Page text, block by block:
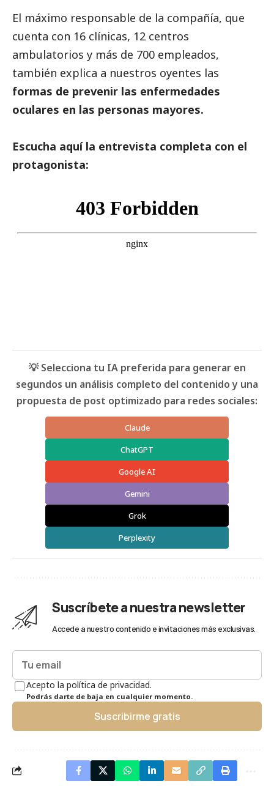
El máximo responsable de la compañía, que
cuenta con 16 clínicas, 12 centros
ambulatorios y más de 700 empleados,
también explica a nuestros oyentes las
formas de prevenir las enfermedades
oculares en las personas mayores.
Escucha aquí la entrevista completa con el
protagonista:
💡 Selecciona tu IA preferida para generar en
segundos un análisis completo del contenido y una
propuesta de post optimizado para redes sociales:
Claude
ChatGPT
Google AI
Gemini
Grok
Perplexity
Suscríbete a nuestra newsletter
Accede a nuestro contenido e invitaciones más exclusivas.
Acepto la política de privacidad.
Podrás darte de baja en cualquier momento.
Suscribirme gratis